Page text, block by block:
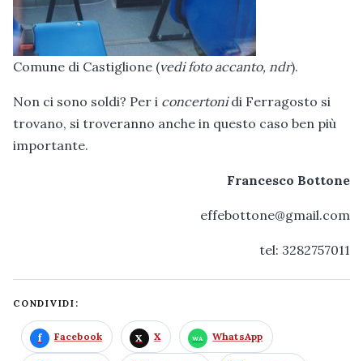
Comune di Castiglione (vedi foto accanto, ndr).
Non ci sono soldi? Per i concertonidi Ferragosto si
trovano, si troveranno anche in questo caso ben più
importante.
Francesco Bottone
effebottone@gmail.com
tel: 3282757011
CONDIVIDI:
Facebook X WhatsApp